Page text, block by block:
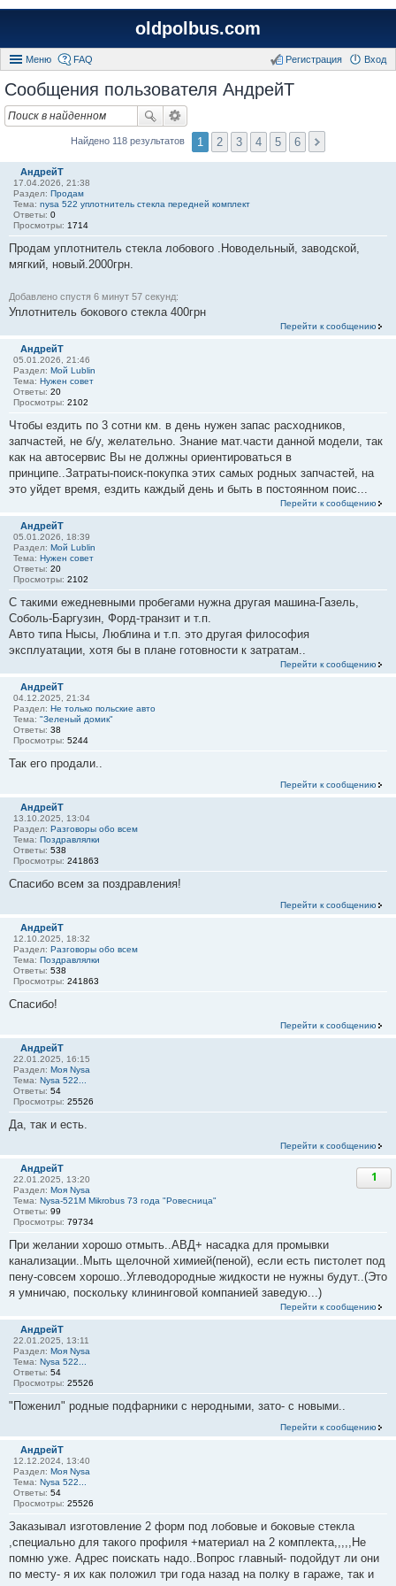
oldpolbus.com
Меню FAQ Вход
Регистрация
Сообщения пользователя АндрейТ
Найдено 118 результатов 1 2 3 4 5 6
АндрейТ
17.04.2026, 21:38
Раздел: Продам
Тема: nysa 522 уплотнитель стекла передней комплект
Ответы: 0
Просмотры: 1714
Продам уплотнитель стекла лобового .Новодельный, заводской,
мягкий, новый.2000грн.
Добавлено спустя 6 минут 57 секунд:
Уплотнитель бокового стекла 400грн
Перейти к сообщению
АндрейТ
05.01.2026, 21:46
Раздел: Мой Lublin
Тема: Нужен совет
Ответы: 20
Просмотры: 2102
Чтобы ездить по 3 сотни км. в день нужен запас расходников,
запчастей, не б/у, желательно. Знание мат.части данной модели, так
как на автосервис Вы не должны ориентироваться в
принципе..Затраты-поиск-покупка этих самых родных запчастей, на
это уйдет время, ездить каждый день и быть в постоянном поис...
Перейти к сообщению
АндрейТ
05.01.2026, 18:39
Раздел: Мой Lublin
Тема: Нужен совет
Ответы: 20
Просмотры: 2102
С такими ежедневными пробегами нужна другая машина-Газель,
Соболь-Баргузин, Форд-транзит и т.п.
Авто типа Нысы, Люблина и т.п. это другая философия
эксплуатации, хотя бы в плане готовности к затратам..
Перейти к сообщению
АндрейТ
04.12.2025, 21:34
Раздел: Не только польские авто
Тема: "Зеленый домик"
Ответы: 38
Просмотры: 5244
Так его продали..
Перейти к сообщению
АндрейТ
13.10.2025, 13:04
Раздел: Разговоры обо всем
Тема: Поздравлялки
Ответы: 538
Просмотры: 241863
Спасибо всем за поздравления!
Перейти к сообщению
АндрейТ
12.10.2025, 18:32
Раздел: Разговоры обо всем
Тема: Поздравлялки
Ответы: 538
Просмотры: 241863
Спасибо!
Перейти к сообщению
АндрейТ
22.01.2025, 16:15
Раздел: Моя Nysa
Тема: Nysa 522...
Ответы: 54
Просмотры: 25526
Да, так и есть.
Перейти к сообщению
АндрейТ
22.01.2025, 13:20
Раздел: Моя Nysa
Тема: Nysa-521M Mikrobus 73 года "Ровесница"
Ответы: 99
Просмотры: 79734
1
При желании хорошо отмыть..АВД+ насадка для промывки
канализации..Мыть щелочной химией(пеной), если есть пистолет под
пену-совсем хорошо..Углеводородные жидкости не нужны будут..(Это
я умничаю, поскольку клининговой компанией заведую...)
Перейти к сообщению
АндрейТ
22.01.2025, 13:11
Раздел: Моя Nysa
Тема: Nysa 522...
Ответы: 54
Просмотры: 25526
"Поженил" родные подфарники с неродными, зато- с новыми..
Перейти к сообщению
АндрейТ
12.12.2024, 13:40
Раздел: Моя Nysa
Тема: Nysa 522...
Ответы: 54
Просмотры: 25526
Заказывал изготовление 2 форм под лобовые и боковые стекла
,специально для такого профиля +материал на 2 комплекта,,,,,Не
помню уже. Адрес поискать надо..Вопрос главный- подойдут ли они
по месту- я их как положил три года назад на полку в гараже, так и